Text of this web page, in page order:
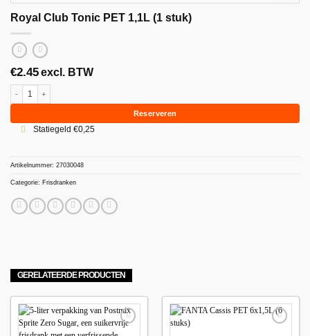
Royal Club Tonic PET 1,1L (1 stuk)
€2.45excl. BTW
Reserveren
Statiegeld €0,25
Artikelnummer: 27030048
Categorie: Frisdranken
GERELATEERDE PRODUCTEN